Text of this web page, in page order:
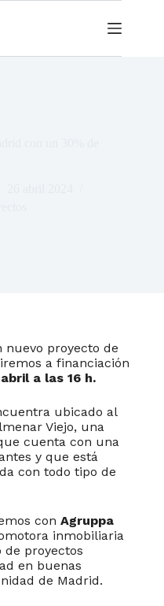
nuevo proyecto de
a financiación
a las 16 h.
ubicado al
Viejo, una
cuenta con una
y que está
con todo tipo de
con Agruppa
inmobiliaria
proyectos
en buenas
de Madrid.